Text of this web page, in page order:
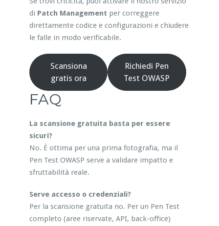
di Patch Management per correggere
direttamente codice e configurazioni e chiudere
le falle in modo verificabile.
Scansiona
gratis ora
Richiedi Pen
Test OWASP
FAQ
La scansione gratuita basta per essere
sicuri?
No. È ottima per una prima fotografia, ma il
Pen Test OWASP serve a validare impatto e
sfruttabilità reale.
Serve accesso o credenziali?
Per la scansione gratuita no. Per un Pen Test
completo (aree riservate, API, back-office)